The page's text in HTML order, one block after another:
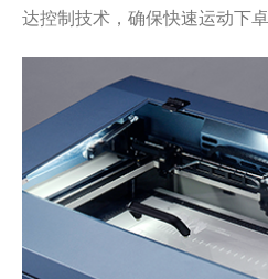
达控制技术，确保快速运动下卓